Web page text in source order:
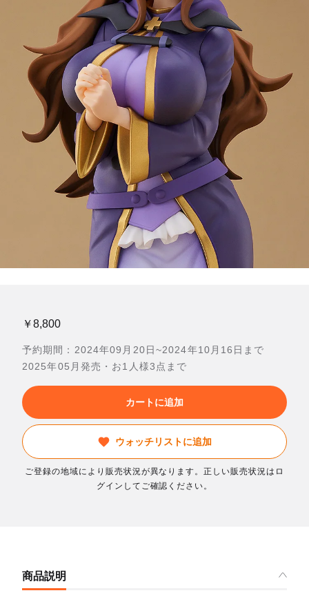
￥8,800
予約期間：2024年09月20日~2024年10月16日まで
2025年05月発売・お1人様3点まで
カートに追加
ウォッチリストに追加
ご登録の地域により販売状況が異なります。正しい販売状況はロ
グインしてご確認ください。
商品説明